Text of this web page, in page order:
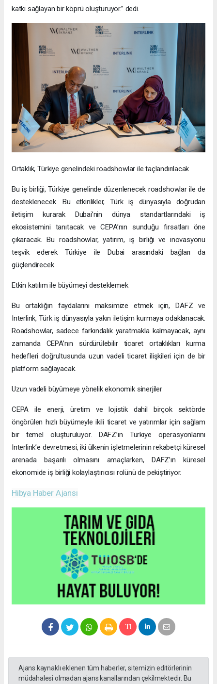
katkı sağlayan bir köprü oluşturuyor.” dedi.
Ortaklık, Türkiye genelindeki roadshowlar ile taçlandırılacak
Bu iş birliği, Türkiye genelinde düzenlenecek roadshowlar ile de
desteklenecek. Bu etkinlikler, Türk iş dünyasıyla doğrudan
iletişim kurarak Dubai’nin dünya standartlarındaki iş
ekosistemini tanıtacak ve CEPA’nın sunduğu fırsatları öne
çıkaracak. Bu roadshowlar, yatırım, iş birliği ve inovasyonu
teşvik ederek Türkiye ile Dubai arasındaki bağları da
güçlendirecek.
Etkin katılım ile büyümeyi desteklemek
Bu ortaklığın faydalarını maksimize etmek için, DAFZ ve
Interlink, Türk iş dünyasıyla yakın iletişim kurmaya odaklanacak.
Roadshowlar, sadece farkındalık yaratmakla kalmayacak, aynı
zamanda CEPA’nın sürdürülebilir ticaret ortaklıkları kurma
hedefleri doğrultusunda uzun vadeli ticaret ilişkileri için de bir
platform sağlayacak.
Uzun vadeli büyümeye yönelik ekonomik sinerjiler
CEPA ile enerji, üretim ve lojistik dahil birçok sektörde
öngörülen hızlı büyümeyle ikili ticaret ve yatırımlar için sağlam
bir temel oluşturuluyor. DAFZ’ın Türkiye operasyonlarını
Interlink’e devretmesi, iki ülkenin işletmelerinin rekabetçi küresel
arenada başarılı olmasını amaçlarken, DAFZ’ın küresel
ekonomide iş birliği kolaylaştırıcısı rolünü de pekiştiriyor.
Hibya Haber Ajansı
Ajans kaynaklı eklenen tüm haberler, sitemizin editörlerinin
müdahalesi olmadan ajans kanallarından çekilmektedir. Bu